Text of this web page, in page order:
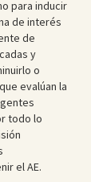
para inducir
de interés
de
y
o
evalúan la
todo lo
el AE.